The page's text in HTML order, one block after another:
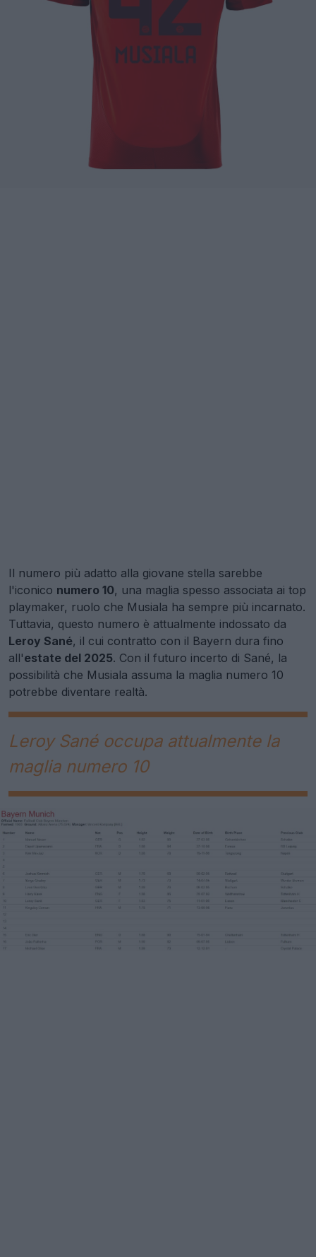
Il numero più adatto alla giovane stella sarebbe
l'iconico numero 10, una maglia spesso associata ai top
playmaker, ruolo che Musiala ha sempre più incarnato.
Tuttavia, questo numero è attualmente indossato da
Leroy Sané, il cui contratto con il Bayern dura fino
all'estate del 2025. Con il futuro incerto di Sané, la
possibilità che Musiala assuma la maglia numero 10
potrebbe diventare realtà.
Leroy Sané occupa attualmente la
maglia numero 10